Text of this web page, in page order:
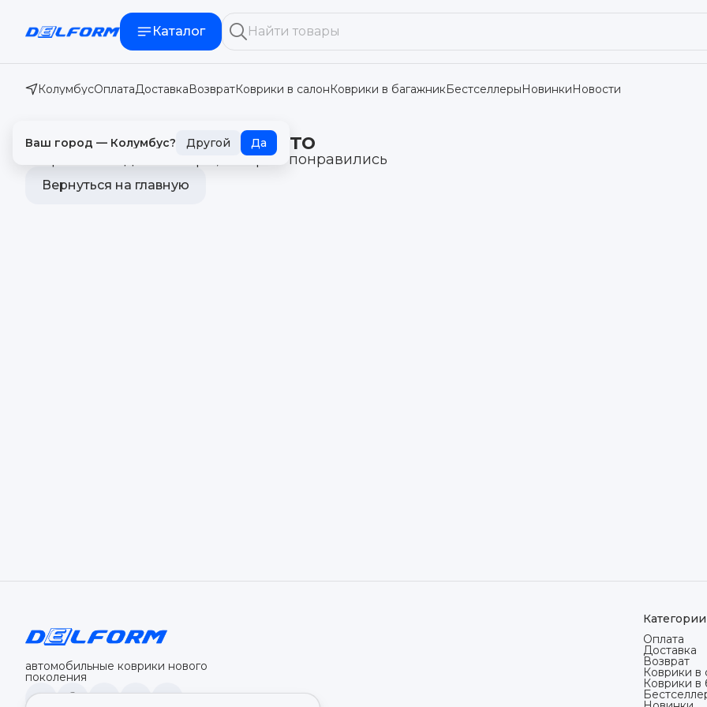
Каталог
КолумбусОплатаДоставкаВозвратКоврики в салонКоврики в багажникБестселлерыНовинкиНовости
В избранном пока пусто
Сохраняйте здесь товары, которые понравились
Вернуться на главную
автомобильные коврики нового
поколения
Категории
Оплата
Доставка
Возврат
Коврики в
Коврики в
Ваш город — Колумбус? Другой Да